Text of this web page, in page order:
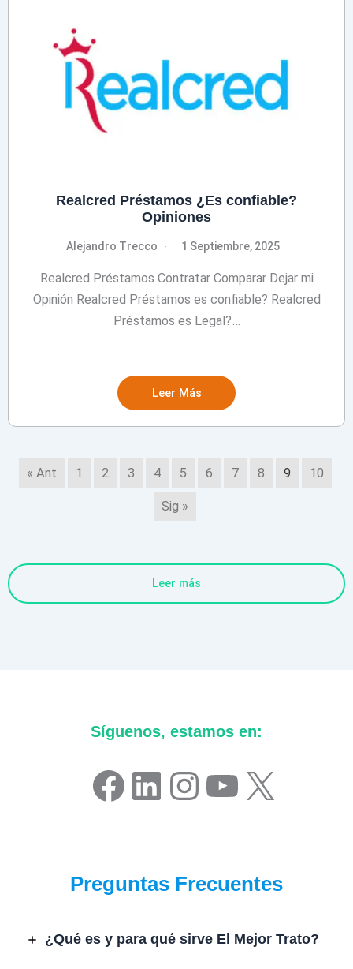
Realcred Préstamos ¿Es confiable?
Opiniones
Alejandro Trecco 1 Septiembre, 2025
Realcred Préstamos Contratar Comparar Dejar mi
Opinión Realcred Préstamos es confiable? Realcred
Préstamos es Legal?…
Leer Más
« Ant 1 2 3 4 5 6 7 8 9 10
Sig »
Leer más
Síguenos, estamos en:
Facebook
LinkedIn
Instagram
YouTube
X
Preguntas Frecuentes
¿Qué es y para qué sirve El Mejor Trato?